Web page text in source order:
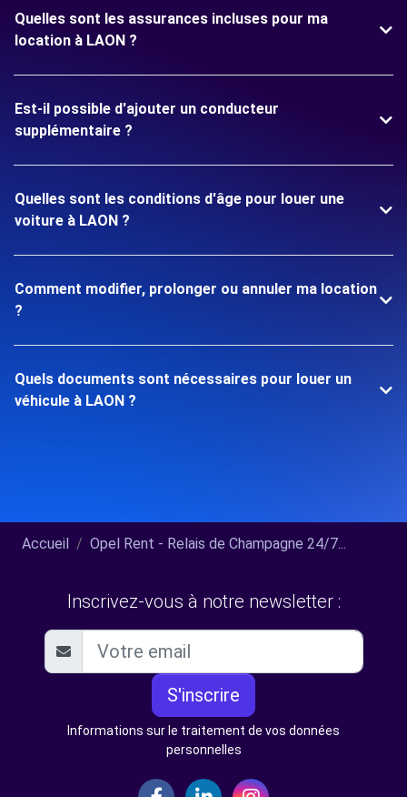
Quelles sont les assurances incluses pour ma
location à LAON ?
Est-il possible d'ajouter un conducteur
supplémentaire ?
Quelles sont les conditions d'âge pour louer une
voiture à LAON ?
Comment modifier, prolonger ou annuler ma location
?
Quels documents sont nécessaires pour louer un
véhicule à LAON ?
Accueil Opel Rent - Relais de Champagne 24/7...
Inscrivez-vous à notre newsletter :
S'inscrire
Informations sur le traitement de vos données
personnelles